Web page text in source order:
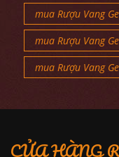
mua Rượu Vang
mua Rượu Vang
mua Rượu Vang
CỬA HÀNG